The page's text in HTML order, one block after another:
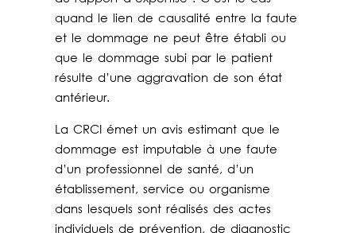
quand le lien de causalité entre la faute
et le dommage ne peut être établi ou
que le dommage subi par le patient
résulte d’une aggravation de son état
antérieur.
La CRCI émet un avis estimant que le
dommage est imputable à une faute
d’un professionnel de santé, d’un
établissement, service ou organisme
dans lesquels sont réalisés des actes
individuels de prévention, de diagnostic